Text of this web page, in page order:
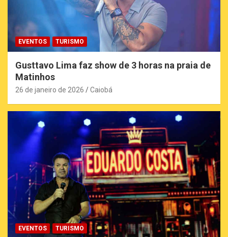
EVENTOS TURISMO
Gusttavo Lima faz show de 3 horas na praia de
Matinhos
26 de janeiro de 2026 Caiobá
EVENTOS TURISMO